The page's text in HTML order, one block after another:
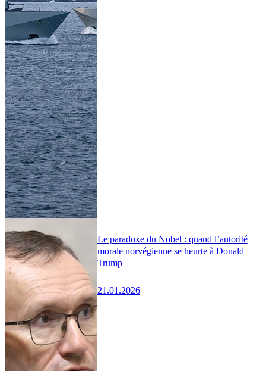
Le paradoxe du Nobel : quand l’autorité
morale norvégienne se heurte à Donald
Trump
21.01.2026